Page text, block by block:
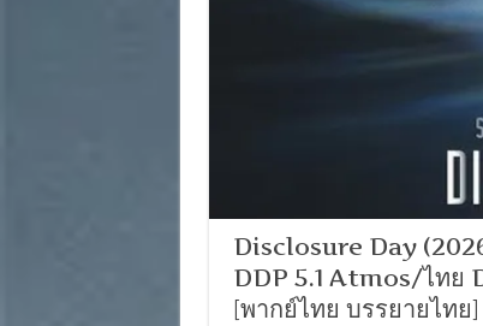
Disclosure Day
DDP 5.1 Atmos/ไทย
[พากย์ไทย บรรยายไท